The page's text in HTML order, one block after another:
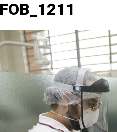
FOB_1211